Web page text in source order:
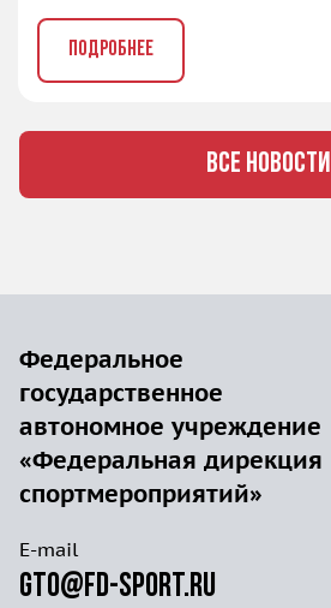
ПОДРОБНЕЕ
ВСЕ НОВОСТИ
Федеральное
государственное
автономное учреждение
«Федеральная дирекция
спортмероприятий»
E-mail
gto@fd-sport.ru